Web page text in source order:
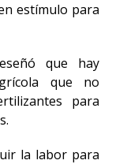
estímulo para
que hay
que no
para
la labor para